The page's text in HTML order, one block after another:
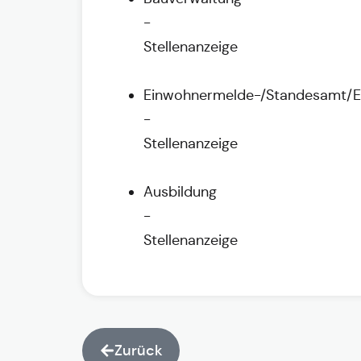
-
Stellenanzeige
Einwohnermelde-/Standesamt/
-
Stellenanzeige
Ausbildung
-
Stellenanzeige
Zurück